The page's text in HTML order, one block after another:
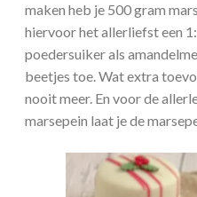
maken heb je 500 gram
hiervoor het allerliefst een
poedersuiker als
beetjes toe. Wat extra
nooit meer. En voor de
marsepein laat je de